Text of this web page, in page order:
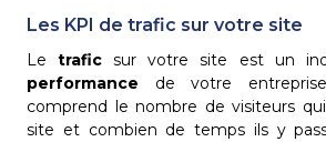
Les KPI de trafic sur votre site
Letrafic sur votre site est un
performance de votre
comprend le nombre de visiteurs
site et combien de temps ils y